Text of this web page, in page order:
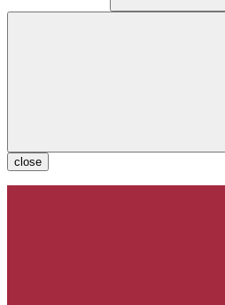
close